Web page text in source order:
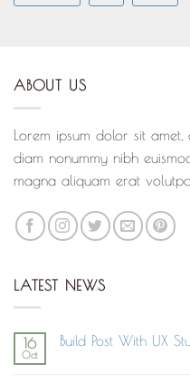
ABOUT US
Lorem ipsum dolor sit
diam nonummy nibh
magna aliquam erat
LATEST NEWS
16
Oct
Build Post With UX